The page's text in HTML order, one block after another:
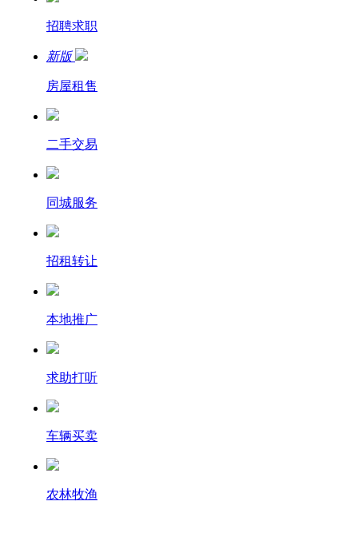
招聘求职
新版
房屋租售
二手交易
同城服务
招租转让
本地推广
求助打听
车辆买卖
农林牧渔